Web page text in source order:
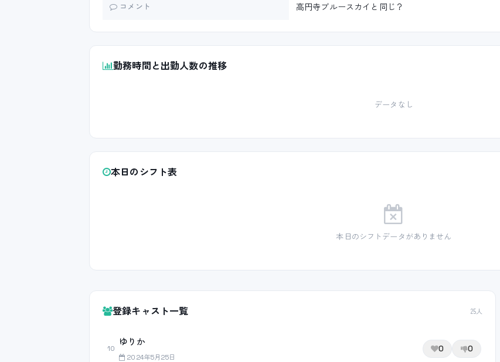
コメント 高円寺ブルースカイと同じ？
勤務時間と出勤人数の推移
データなし
本日のシフト表
本日のシフトデータがありません
登録キャスト一覧 25人
10
ゆりか
2024年5月25日
0 0